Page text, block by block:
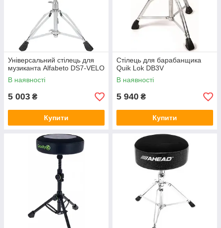
Універсальний стілець для
музиканта Alfabeto DS7-VELO
В наявності
5 003 ₴
Купити
Стілець для барабанщика
Quik Lok DB3V
В наявності
5 940 ₴
Купити